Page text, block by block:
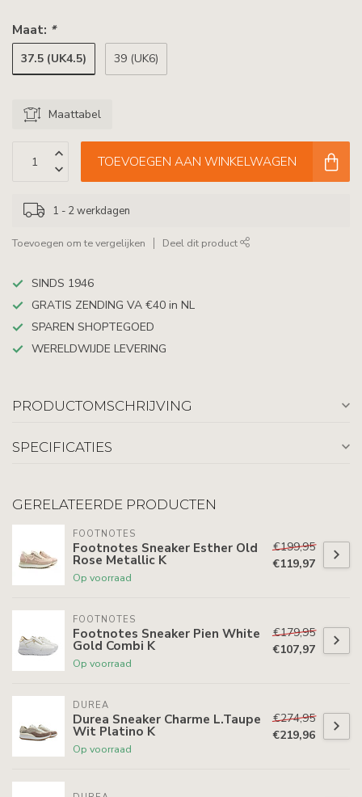
Maat: *
37.5 (UK4.5) 39 (UK6)
Maattabel
TOEVOEGEN AAN WINKELWAGEN
1 - 2 werkdagen
Toevoegen om te vergelijken Deel dit product
SINDS 1946
GRATIS ZENDING VA €40 in NL
SPAREN SHOPTEGOED
WERELDWIJDE LEVERING
PRODUCTOMSCHRIJVING
SPECIFICATIES
GERELATEERDE PRODUCTEN
FOOTNOTES
Footnotes Sneaker Esther Old
Rose Metallic K
Op voorraad
€199,95
€119,97
FOOTNOTES
Footnotes Sneaker Pien White
Gold Combi K
Op voorraad
€179,95
€107,97
DUREA
Durea Sneaker Charme L.Taupe
Wit Platino K
Op voorraad
€274,95
€219,96